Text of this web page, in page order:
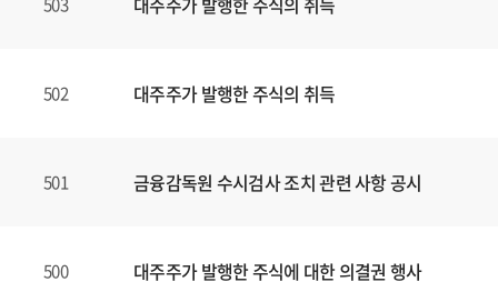
502 대주주가 발행한 주식의 취득
501 금융감독원 수시검사 조치 관련 사항 공시
500 대주주가 발행한 주식에 대한 의결권 행사